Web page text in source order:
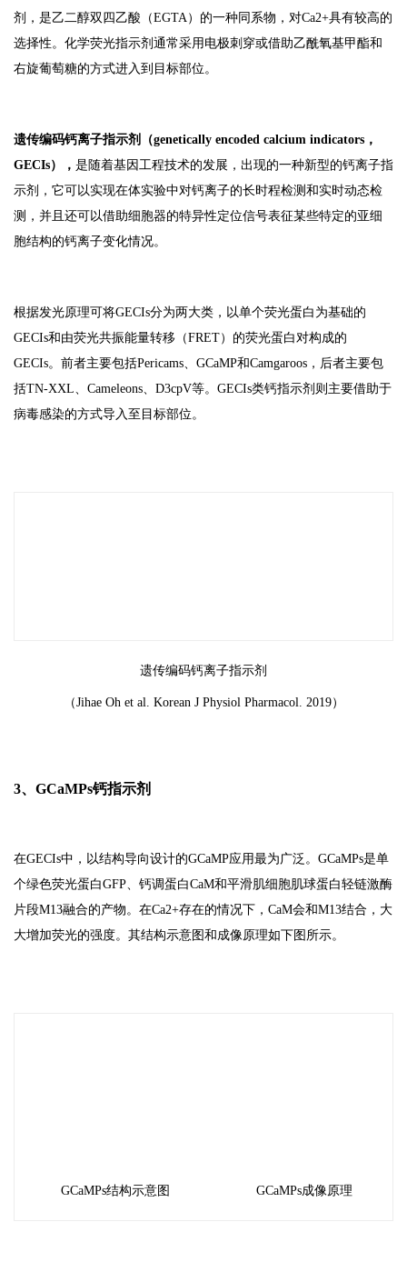
剂，是乙二醇双四乙酸（EGTA）的一种同系物，对Ca2+具有较高的
选择性。化学荧光指示剂通常采用电极刺穿或借助乙酰氧基甲酯和
右旋葡萄糖的方式进入到目标部位。
遗传编码钙离子指示剂（genetically encoded calcium indicators，
GECIs）， 是随着基因工程技术的发展，出现的一种新型的钙离子指
示剂，它可以实现在体实验中对钙离子的长时程检测和实时动态检
测，并且还可以借助细胞器的特异性定位信号表征某些特定的亚细
胞结构的钙离子变化情况。
根据发光原理可将GECIs分为两大类，以单个荧光蛋白为基础的
GECIs和由荧光共振能量转移（FRET）的荧光蛋白对构成的
GECIs。前者主要包括Pericams、GCaMP和Camgaroos，后者主要包
括TN-XXL、Cameleons、D3cpV等。GECIs类钙指示剂则主要借助于
病毒感染的方式导入至目标部位。
遗传编码钙离子指示剂
（Jihae Oh et al. Korean J Physiol Pharmacol. 2019）
3、GCaMPs钙指示剂
在GECIs中，以结构导向设计的GCaMP应用最为广泛。GCaMPs是单
个绿色荧光蛋白GFP、钙调蛋白CaM和平滑肌细胞肌球蛋白轻链激酶
片段M13融合的产物。在Ca2+存在的情况下，CaM会和M13结合，大
大增加荧光的强度。其结构示意图和成像原理如下图所示。
GCaMPs结构示意图 GCaMPs成像原理